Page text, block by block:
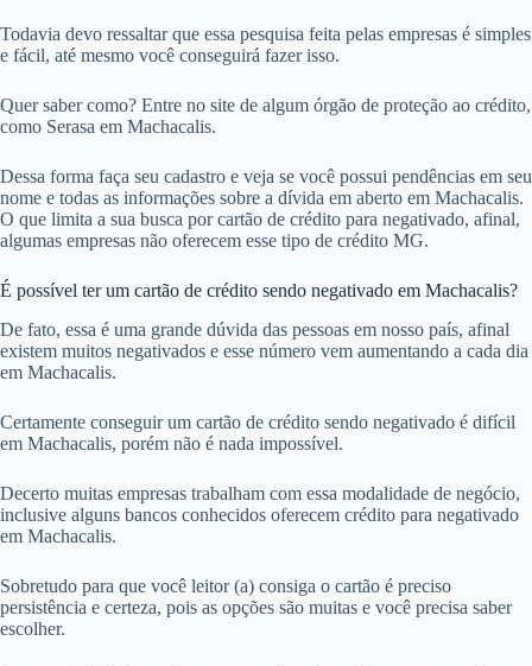
Todavia devo ressaltar que essa pesquisa feita pelas empresas é simples
e fácil, até mesmo você conseguirá fazer isso.
Quer saber como? Entre no site de algum órgão de proteção ao crédito,
como Serasa em Machacalis.
Dessa forma faça seu cadastro e veja se você possui pendências em seu
nome e todas as informações sobre a dívida em aberto em Machacalis.
O que limita a sua busca por cartão de crédito para negativado, afinal,
algumas empresas não oferecem esse tipo de crédito MG.
É possível ter um cartão de crédito sendo negativado em Machacalis?
De fato, essa é uma grande dúvida das pessoas em nosso país, afinal
existem muitos negativados e esse número vem aumentando a cada dia
em Machacalis.
Certamente conseguir um cartão de crédito sendo negativado é difícil
em Machacalis, porém não é nada impossível.
Decerto muitas empresas trabalham com essa modalidade de negócio,
inclusive alguns bancos conhecidos oferecem crédito para negativado
em Machacalis.
Sobretudo para que você leitor (a) consiga o cartão é preciso
persistência e certeza, pois as opções são muitas e você precisa saber
escolher.